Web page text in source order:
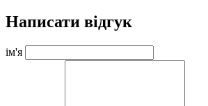
Написати відгук
ім'я